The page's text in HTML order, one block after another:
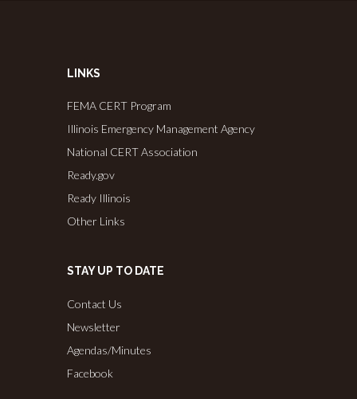
LINKS
FEMA CERT Program
Illinois Emergency Management Agency
National CERT Association
Ready.gov
Ready Illinois
Other Links
STAY UP TO DATE
Contact Us
Newsletter
Agendas/Minutes
Facebook